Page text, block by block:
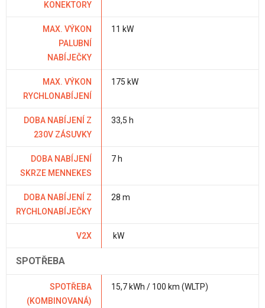
KONEKTORY
MAX. VÝKON
PALUBNÍ
NABÍJEČKY
11 kW
MAX. VÝKON
RYCHLONABÍJENÍ
175 kW
DOBA NABÍJENÍ Z
230V ZÁSUVKY
33,5 h
DOBA NABÍJENÍ
SKRZE MENNEKES
7 h
DOBA NABÍJENÍ Z
RYCHLONABÍJEČKY
28 m
V2X kW
SPOTŘEBA
SPOTŘEBA
(KOMBINOVANÁ)
15,7 kWh / 100 km (WLTP)